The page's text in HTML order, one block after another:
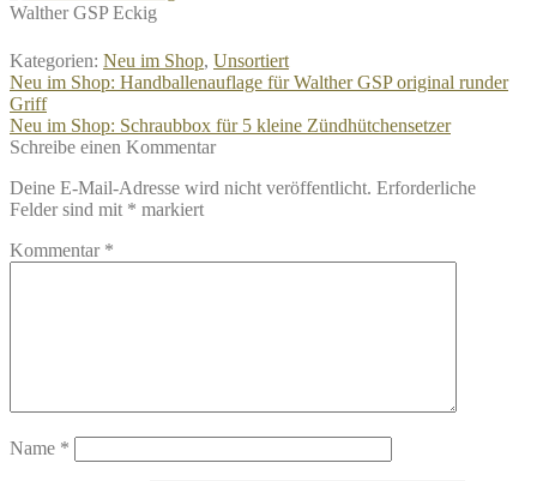
Walther GSP Eckig
Kategorien: Neu im Shop, Unsortiert
Beitragsnavigation
Vorheriger
Beitrag:
Neu im Shop: Handballenauflage für Walther GSP original runder
Griff
Nächster
Beitrag:
Neu im Shop: Schraubbox für 5 kleine Zündhütchensetzer
Schreibe einen Kommentar
Deine E-Mail-Adresse wird nicht veröffentlicht. Erforderliche
Felder sind mit * markiert
Kommentar *
Name *